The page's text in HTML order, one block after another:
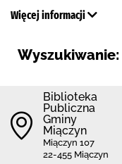
Więcej informacji
Wyszukiwanie:
Biblioteka
Publiczna
Gminy
Miączyn
Miączyn 107
22-455 Miączyn